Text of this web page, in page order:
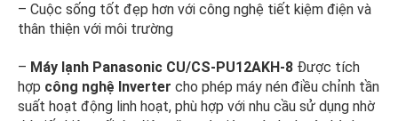
– Cuộc sống tốt đẹp hơn với công nghệ tiết kiệm điện và
thân thiện với môi trường
– Máy lạnh Panasonic CU/CS-PU12AKH-8 Được tích
hợp công nghệ Inverter cho phép máy nén điều chỉnh tần
suất hoạt động linh hoạt, phù hợp với nhu cầu sử dụng nhờ